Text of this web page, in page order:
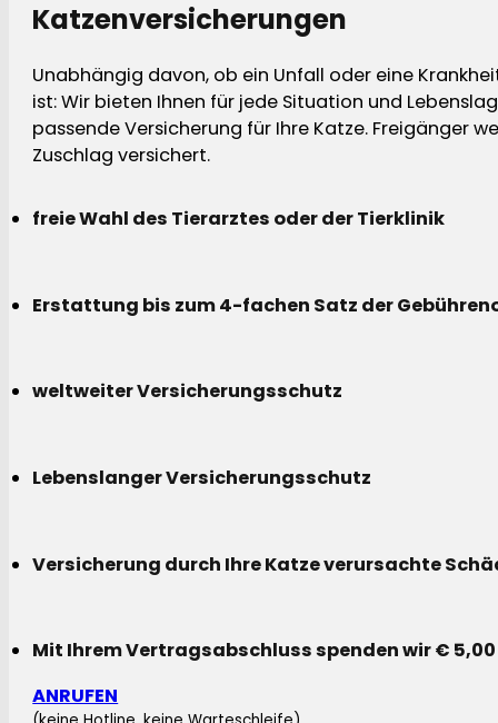
Katzenversicherungen
Unabhängig davon, ob ein Unfall oder eine
ist: Wir bieten Ihnen für jede Situation und
passende Versicherung für Ihre Katze. Freigänger
Zuschlag versichert.
freie Wahl des Tierarztes oder der Tierklinik
Erstattung bis zum 4-fachen Satz der
weltweiter Versicherungsschutz
Lebenslanger Versicherungsschutz
Versicherung durch Ihre Katze verursachte
Mit Ihrem Vertragsabschluss spenden wir €
ANRUFEN